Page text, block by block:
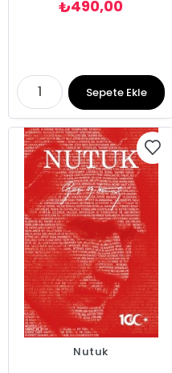
₺490,00
Sepete Ekle
Nutuk